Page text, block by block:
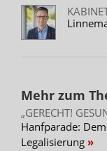
Mehr zum
„GERECHT!
Hanfparade:
Legalisierung